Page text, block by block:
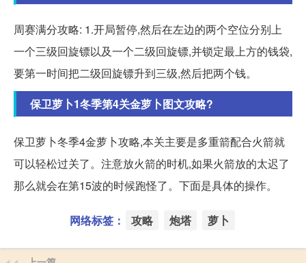
周赛满分攻略: 1.开局暂停,然后在左边的两个空位分别上
一个三级回旋镖以及一个二级回旋镖,并锁定最上方的钱袋,
要第一时间把二级回旋镖升到三级,然后把两个钱。
保卫萝卜1冬季第4关金萝卜图文攻略?
保卫萝卜冬季4金萝卜攻略,本关主要是多重箭配合火箭就
可以轻松过关了。注意放火箭的时机,如果火箭放的太迟了
那么就会在第15波的时候跑怪了。下面是具体的操作。
网络标签： 攻略 炮塔 萝卜